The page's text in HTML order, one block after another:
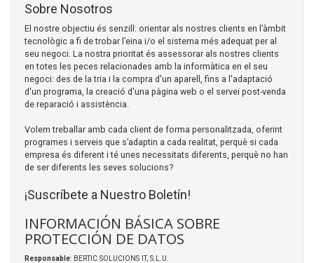
Sobre Nosotros
El nostre objectiu és senzill: orientar als nostres clients en l’àmbit
tecnològic a fi de trobar l’eina i/o el sistema més adequat per al
seu negoci. La nostra prioritat és assessorar als nostres clients
en totes les peces relacionades amb la informàtica en el seu
negoci: des de la tria i la compra d'un aparell, fins a l'adaptació
d'un programa, la creació d'una pàgina web o el servei post-venda
de reparació i assistència.
Volem treballar amb cada client de forma personalitzada, oferint
programes i serveis que s’adaptin a cada realitat, perquè si cada
empresa és diferent i té unes necessitats diferents, perquè no han
de ser diferents les seves solucions?
¡Suscríbete a Nuestro Boletín!
INFORMACIÓN BÁSICA SOBRE
PROTECCIÓN DE DATOS
Responsable: BERTIC SOLUCIONS IT, S.L.U.